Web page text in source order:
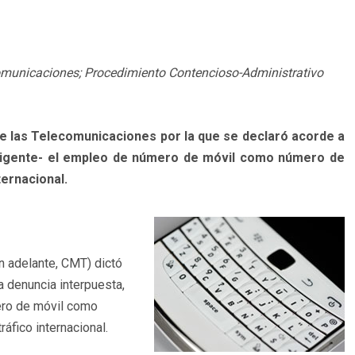
Procedimiento Contencioso-Administrativo
las Telecomunicaciones por la que se declaró acorde a
el empleo de número de móvil como número de
adelante, CMT) dictó
denuncia interpuesta,
de móvil como
internacional.